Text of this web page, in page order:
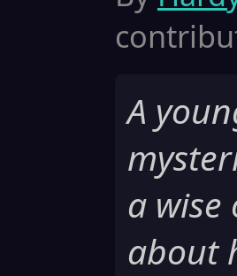
A
a wise
about